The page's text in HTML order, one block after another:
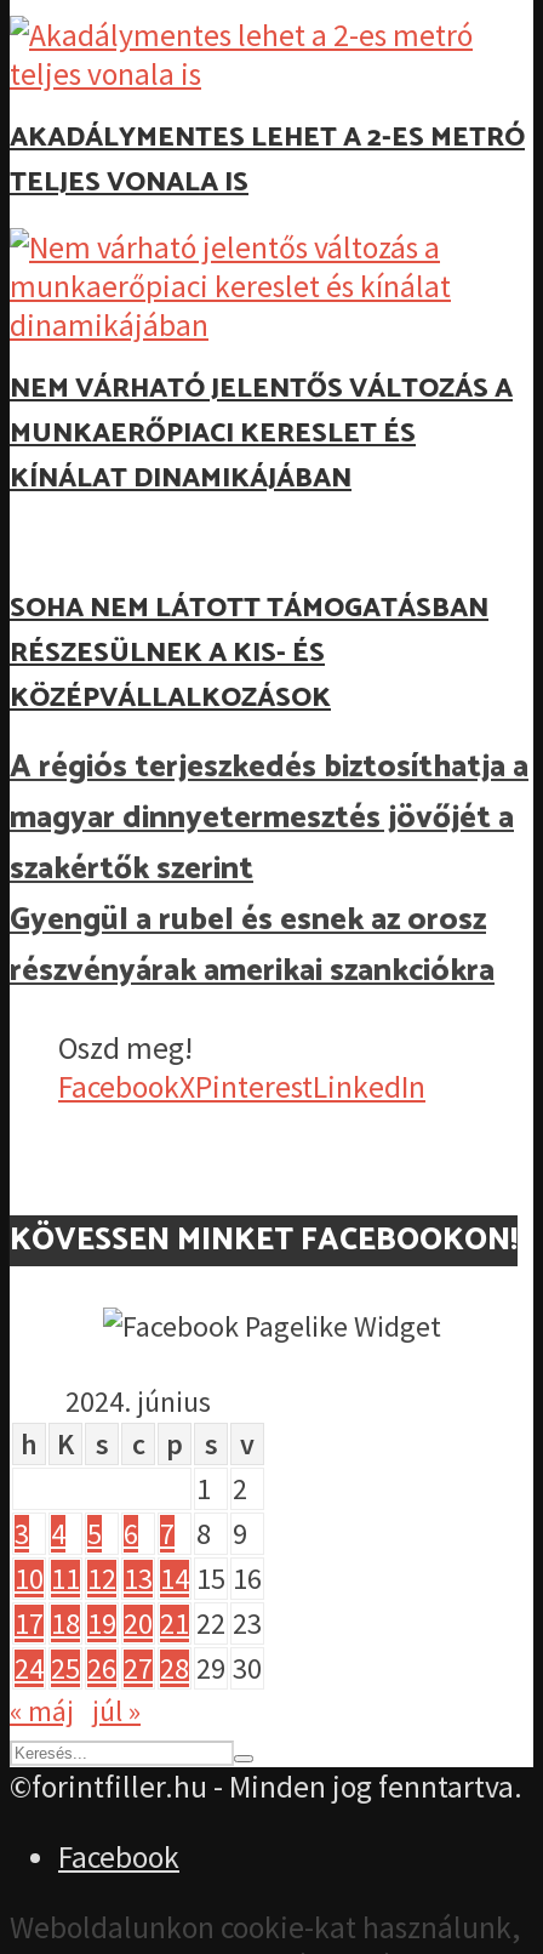
AKADÁLYMENTES LEHET A 2-ES METRÓ
TELJES VONALA IS
NEM VÁRHATÓ JELENTŐS VÁLTOZÁS A
MUNKAERŐPIACI KERESLET ÉS
KÍNÁLAT DINAMIKÁJÁBAN
SOHA NEM LÁTOTT TÁMOGATÁSBAN
RÉSZESÜLNEK A KIS- ÉS
KÖZÉPVÁLLALKOZÁSOK
A régiós terjeszkedés biztosíthatja a
magyar dinnyetermesztés jövőjét a
szakértők szerint
Gyengül a rubel és esnek az orosz
részvényárak amerikai szankciókra
Oszd meg!
FacebookXPinterestLinkedIn
KÖVESSEN MINKET FACEBOOKON!
2024. június
h
K s c p s
v
1
2
3
4 5 6 7 8
9
10 11 12 13 14 15 16
17 18 19 20 21 22 23
24 25 26 27 28 29 30
« máj
júl »
©forintfiller.hu - Minden jog fenntartva.
Facebook
Weboldalunkon cookie-kat használunk,